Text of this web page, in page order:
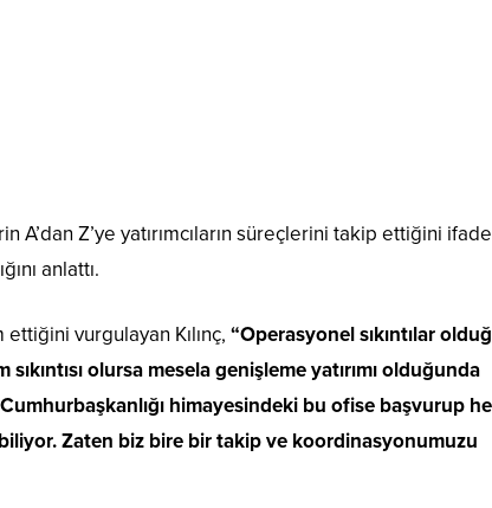
A’dan Z’ye yatırımcıların süreçlerini takip ettiğini ifade
anlattı.
vurgulayan Kılınç, “Operasyonel sıkıntılar
olursa mesela genişleme yatırımı olduğunda
Cumhurbaşkanlığı himayesindeki bu ofise başvurup
Zaten biz bire bir takip ve koordinasyonumuzu